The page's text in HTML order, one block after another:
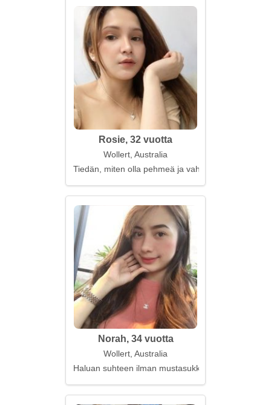
Rosie, 32 vuotta
Wollert, Australia
Tiedän, miten olla pehmeä ja vahva
Norah, 34 vuotta
Wollert, Australia
Haluan suhteen ilman mustasukkaisuutta ja